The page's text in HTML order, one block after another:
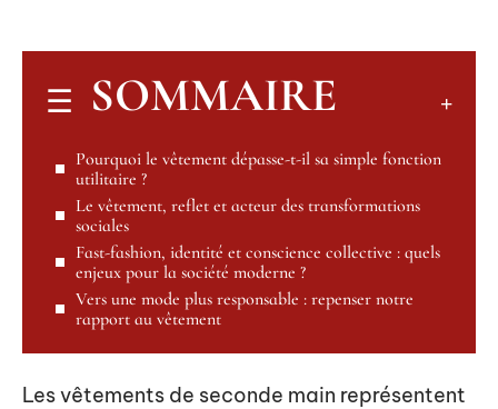
SOMMAIRE
Pourquoi le vêtement dépasse-t-il sa simple fonction
utilitaire ?
Le vêtement, reflet et acteur des transformations
sociales
Fast-fashion, identité et conscience collective : quels
enjeux pour la société moderne ?
Vers une mode plus responsable : repenser notre
rapport au vêtement
Les vêtements de seconde main représentent